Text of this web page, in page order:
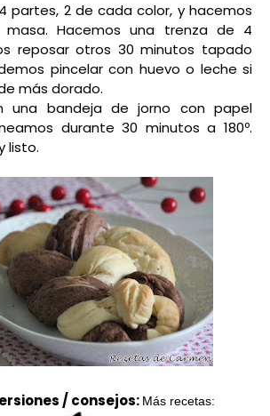
partes, 2 de cada color, y hacemos
masa. Hacemos una trenza de 4
reposar otros 30 minutos tapado
pincelar con huevo o leche si
más dorado.
una bandeja de jorno con papel
durante 30 minutos a 180º.
listo.
/ consejos: Más recetas: